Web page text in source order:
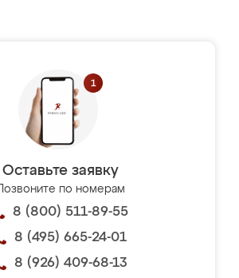
Оставьте заявку
Позвоните по номерам
8 (800) 511-89-55
8 (495) 665-24-01
8 (926) 409-68-13